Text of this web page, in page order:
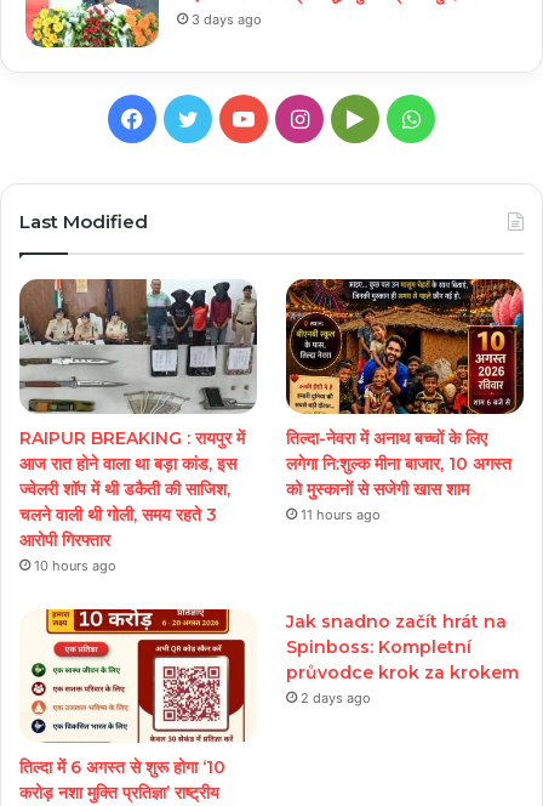
3 days ago
Facebook
TwitterYouTubeInstagram
GoogleWhatsApp
Last Modified
RAIPUR BREAKING : रायपुर में
आज रात होने वाला था बड़ा कांड, इस
ज्वेलरी शॉप में थी डकैती की साजिश,
चलने वाली थी गोली, समय रहते 3
आरोपी गिरफ्तार
10 hours ago
तिल्दा-नेवरा में अनाथ बच्चों के लिए
लगेगा नि:शुल्क मीना बाजार, 10 अगस्त
को मुस्कानों से सजेगी खास शाम
11 hours ago
तिल्दा में 6 अगस्त से शुरू होगा ‘10
करोड़ नशा मुक्ति प्रतिज्ञा’ राष्ट्रीय
Jak snadno začít hrát na
Spinboss: Kompletní
průvodce krok za krokem
2 days ago